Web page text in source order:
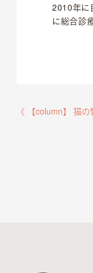
2010年に
に総合診
《 【column】 猫